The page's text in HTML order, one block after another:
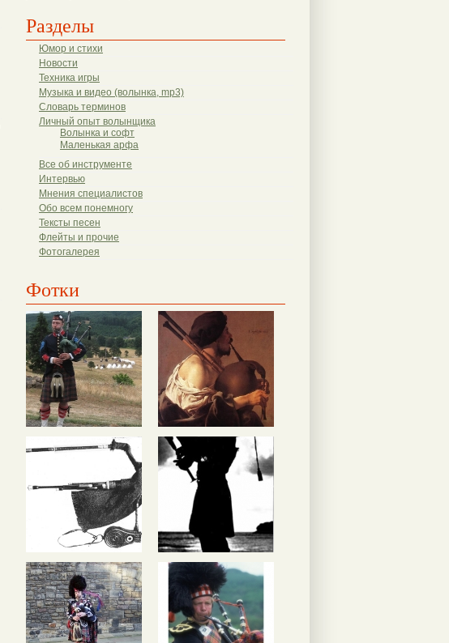
Разделы
Юмор и стихи
Новости
Техника игры
Музыка и видео (волынка, mp3)
Словарь терминов
Личный опыт волынщика
Волынка и софт
Маленькая арфа
Все об инструменте
Интервью
Мнения специалистов
Обо всем понемногу
Тексты песен
Флейты и прочие
Фотогалерея
Фотки